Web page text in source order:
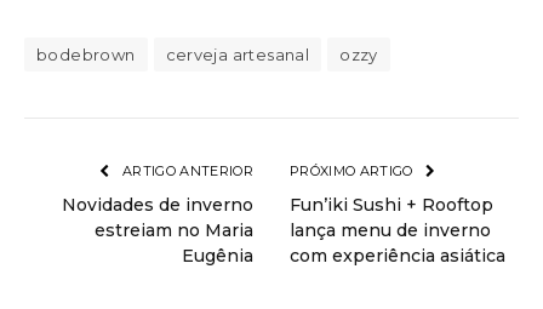
bodebrown cerveja artesanal ozzy
ARTIGO ANTERIOR
Novidades de inverno
estreiam no Maria
Eugênia
PRÓXIMO ARTIGO
Fun’iki Sushi + Rooftop
lança menu de inverno
com experiência asiática